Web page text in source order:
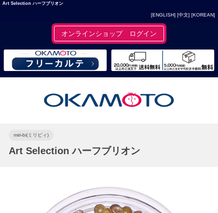
Art Selection ハーフブリオン
[ENGLISH] [中文] [KOREAN]
オンラインショップ ログイン
miri-bi(ミリビィ)
Art Selection ハーフブリオン